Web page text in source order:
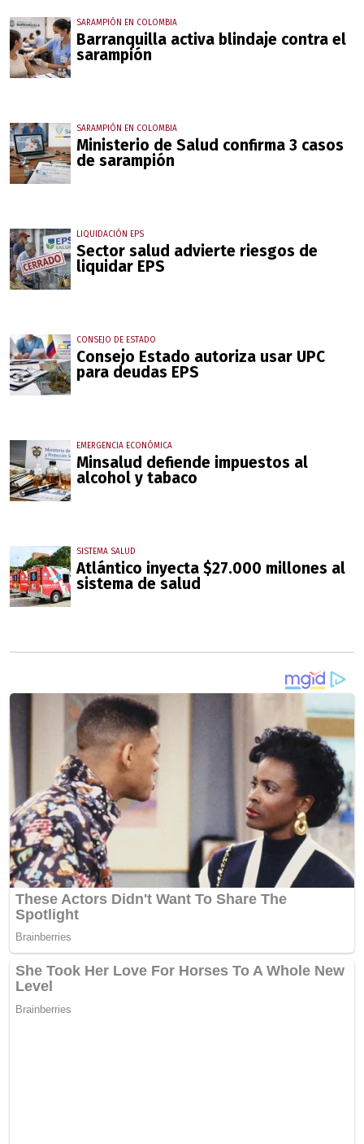
SARAMPIÓN EN COLOMBIA
Barranquilla activa blindaje contra el
sarampión
SARAMPIÓN EN COLOMBIA
Ministerio de Salud confirma 3 casos
de sarampión
LIQUIDACIÓN EPS
Sector salud advierte riesgos de
liquidar EPS
CONSEJO DE ESTADO
Consejo Estado autoriza usar UPC
para deudas EPS
EMERGENCIA ECONÓMICA
Minsalud defiende impuestos al
alcohol y tabaco
SISTEMA SALUD
Atlántico inyecta $27.000 millones al
sistema de salud